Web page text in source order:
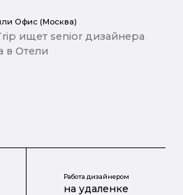
Офис (Москва)
ищет senior дизайнера
в Отели
Работа дизайнером
на удаленке